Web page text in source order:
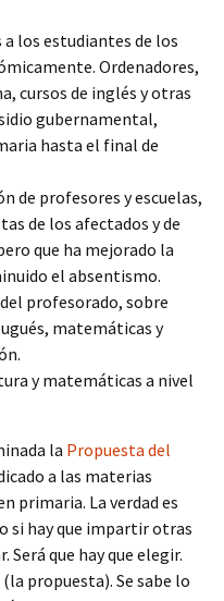
a los estudiantes de los
Ordenadores,
cursos de inglés y otras
gubernamental,
hasta el final de
de profesores y escuelas,
de los afectados y de
que ha mejorado la
el absentismo.
profesorado, sobre
matemáticas y
y matemáticas a nivel
la Propuesta del
a las materias
primaria. La verdad es
si hay que impartir otras
Será que hay que elegir.
propuesta). Se sabe lo